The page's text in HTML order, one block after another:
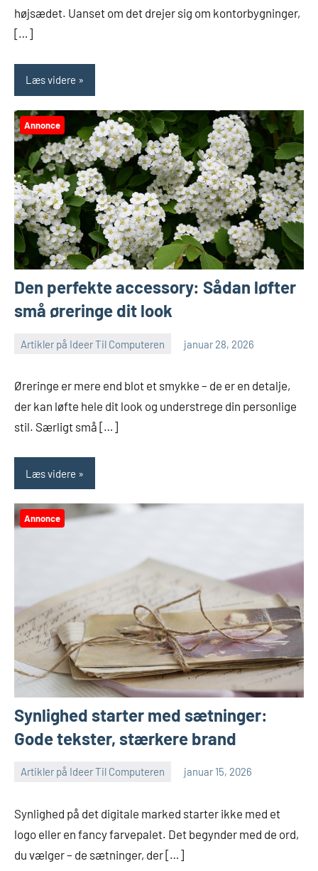
højsædet. Uanset om det drejer sig om kontorbygninger,
[…]
Læs videre
Annonce
Den perfekte accessory: Sådan løfter
små øreringe dit look
Artikler på Ideer Til Computeren januar 28, 2026
Øreringe er mere end blot et smykke – de er en detalje,
der kan løfte hele dit look og understrege din personlige
stil. Særligt små […]
Læs videre
Annonce
Synlighed starter med sætninger:
Gode tekster, stærkere brand
Artikler på Ideer Til Computeren januar 15, 2026
Synlighed på det digitale marked starter ikke med et
logo eller en fancy farvepalet. Det begynder med de ord,
du vælger – de sætninger, der […]